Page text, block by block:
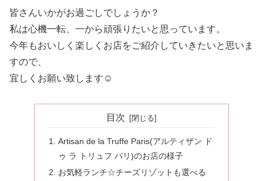
皆さんいかがお過ごしでしょうか？
私は心機一転、一から頑張りたいと思っています。
今年もおいしく楽しくお店をご紹介していきたいと思いま
すので、
宜しくお願い致します☺
目次
Artisan de la Truffe Paris(アルティザン ド
ゥ ラ トリュフ パリ)のお店の様子
お気軽ランチ☆チーズリゾットも選べる